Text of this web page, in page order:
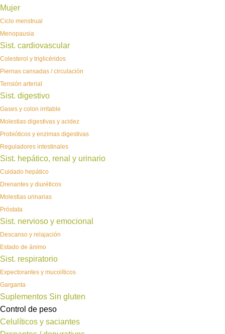
Mujer
Ciclo menstrual
Menopausia
Sist. cardiovascular
Colesterol y triglicéridos
Piernas cansadas / circulación
Tensión arterial
Sist. digestivo
Gases y colon irritable
Molestias digestivas y acidez
Probióticos y enzimas digestivas
Reguladores intestinales
Sist. hepático, renal y urinario
Cuidado hepático
Drenantes y diuréticos
Molestias urinarias
Próstata
Sist. nervioso y emocional
Descanso y relajación
Estado de ánimo
Sist. respiratorio
Expectorantes y mucolíticos
Garganta
Suplementos Sin gluten
Control de peso
Celulíticos y saciantes